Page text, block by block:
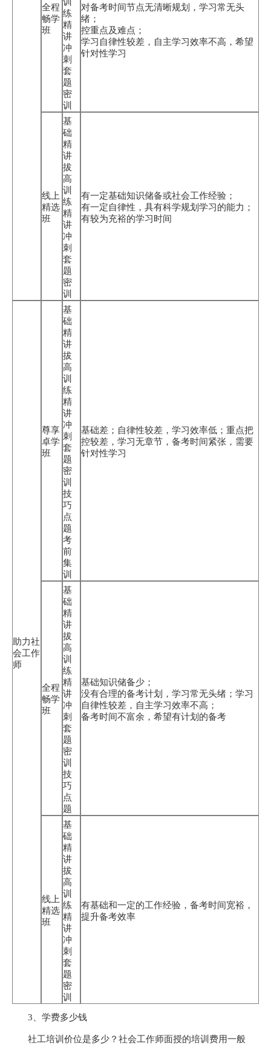
全程
畅学
班
练
精
讲
冲
刺
套
题
密
训
对备考时间节点无清晰规划，学习常无头
绪；
控重点及难点；
学习自律性较差，自主学习效率不高，希望
针对性学习
线上
精选
班
基
础
精
讲
拔
高
训
练
精
讲
冲
刺
套
题
密
训
有一定基础知识储备或社会工作经验；
有一定自律性，具有科学规划学习的能力；
有较为充裕的学习时间
助力社
会工作
师
尊享
卓学
班
基
础
精
讲
拔
高
训
练
精
讲
冲
刺
套
题
密
训
技
巧
点
题
考
前
集
训
基础差；自律性较差，学习效率低；重点把
控较差，学习无章节，备考时间紧张，需要
针对性学习
全程
畅学
班
基
础
精
讲
拔
高
训
练
精
讲
冲
刺
套
题
密
训
技
巧
点
题
基础知识储备少；
没有合理的备考计划，学习常无头绪；学习
自律性较差，自主学习效率不高；
备考时间不富余，希望有计划的备考
线上
精选
班
基
础
精
讲
拔
高
训
练
精
讲
冲
刺
套
题
密
训
有基础和一定的工作经验，备考时间宽裕，
提升备考效率
3、学费多少钱
社工培训价位是多少？社会工作师面授的培训费用一般